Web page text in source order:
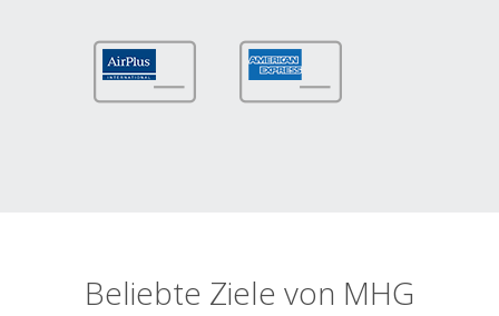
Beliebte Ziele von MHG